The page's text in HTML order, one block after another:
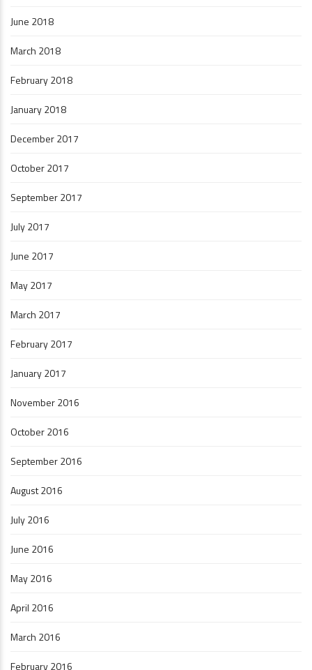
June 2018
March 2018
February 2018
January 2018
December 2017
October 2017
September 2017
July 2017
June 2017
May 2017
March 2017
February 2017
January 2017
November 2016
October 2016
September 2016
August 2016
July 2016
June 2016
May 2016
April 2016
March 2016
February 2016